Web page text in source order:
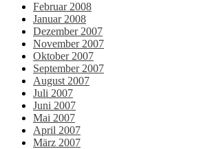
Februar 2008
Januar 2008
Dezember 2007
November 2007
Oktober 2007
September 2007
August 2007
Juli 2007
Juni 2007
Mai 2007
April 2007
März 2007